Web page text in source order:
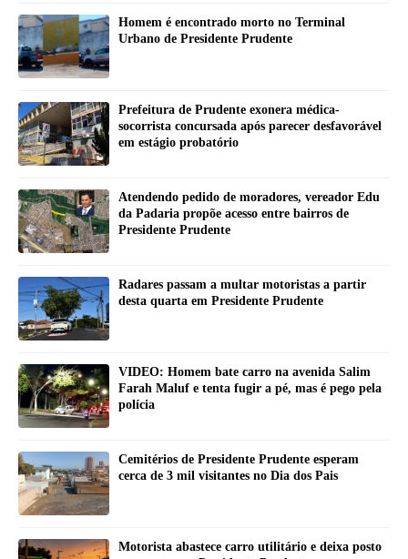
Homem é encontrado morto no Terminal
Urbano de Presidente Prudente
Prefeitura de Prudente exonera médica-
socorrista concursada após parecer desfavorável
em estágio probatório
Atendendo pedido de moradores, vereador Edu
da Padaria propõe acesso entre bairros de
Presidente Prudente
Radares passam a multar motoristas a partir
desta quarta em Presidente Prudente
VIDEO: Homem bate carro na avenida Salim
Farah Maluf e tenta fugir a pé, mas é pego pela
polícia
Cemitérios de Presidente Prudente esperam
cerca de 3 mil visitantes no Dia dos Pais
Motorista abastece carro utilitário e deixa posto